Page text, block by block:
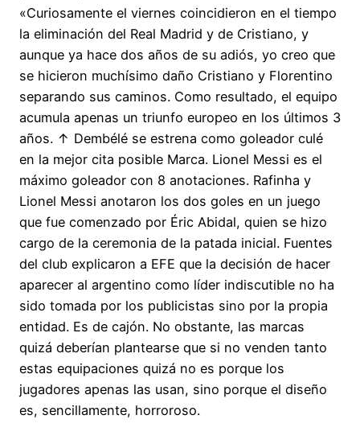
«Curiosamente el viernes coincidieron en el tiempo
la eliminación del Real Madrid y de Cristiano, y
aunque ya hace dos años de su adiós, yo creo que
se hicieron muchísimo daño Cristiano y Florentino
separando sus caminos. Como resultado, el equipo
acumula apenas un triunfo europeo en los últimos 3
años. ↑ Dembélé se estrena como goleador culé
en la mejor cita posible Marca. Lionel Messi es el
máximo goleador con 8 anotaciones. Rafinha y
Lionel Messi anotaron los dos goles en un juego
que fue comenzado por Éric Abidal, quien se hizo
cargo de la ceremonia de la patada inicial. Fuentes
del club explicaron a EFE que la decisión de hacer
aparecer al argentino como líder indiscutible no ha
sido tomada por los publicistas sino por la propia
entidad. Es de cajón. No obstante, las marcas
quizá deberían plantearse que si no venden tanto
estas equipaciones quizá no es porque los
jugadores apenas las usan, sino porque el diseño
es, sencillamente, horroroso.